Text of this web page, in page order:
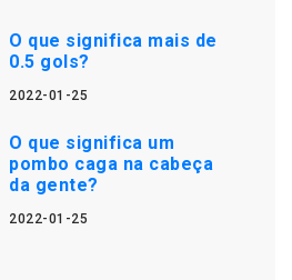
O que significa mais de
0.5 gols?
2022-01-25
O que significa um
pombo caga na cabeça
da gente?
2022-01-25